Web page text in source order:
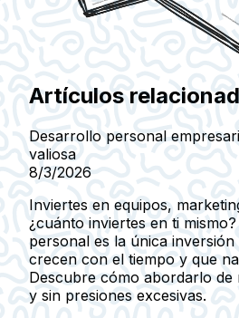
Artículos
Desarrollo personal
valiosa
8/3/2026
Inviertes en equipos,
¿cuánto inviertes en ti
personal es la única
crecen con el tiempo y que
Descubre cómo abordarlo de
y sin presiones excesivas.